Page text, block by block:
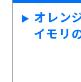
オレン
イモリ